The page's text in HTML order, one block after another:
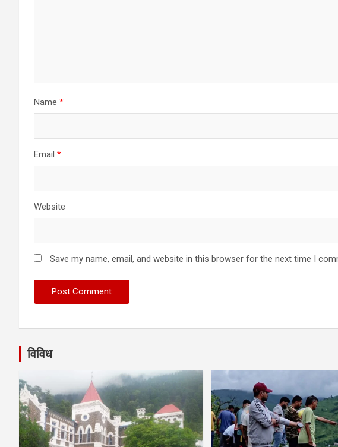
Name *
Email *
Website
Save my name, email, and website in this browser for the next time I
विविध